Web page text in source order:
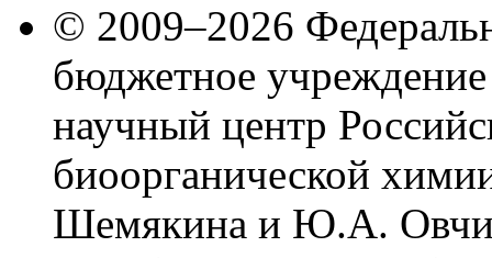
© 2009–2026
бюджетное
научный центр
биоорганической
Шемякина и Ю.А.